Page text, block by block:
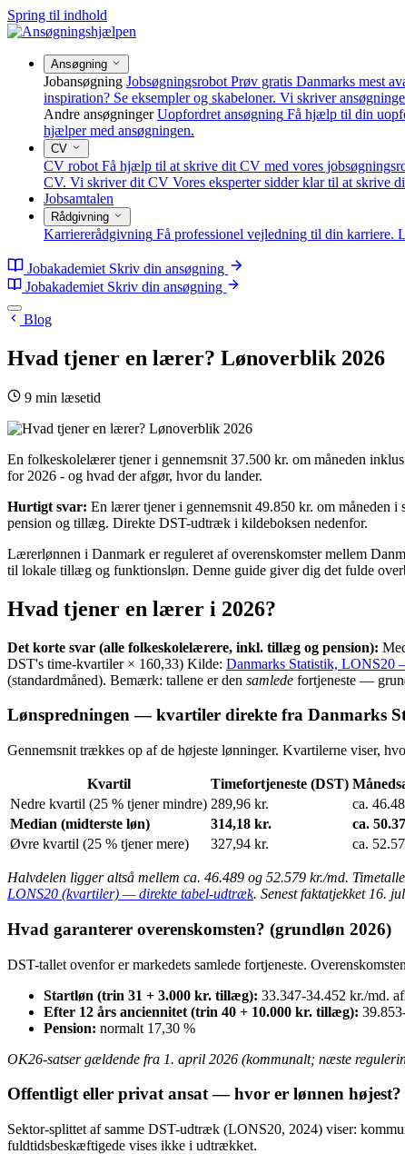
Spring til indhold
Ansøgning
Jobansøgning Jobsøgningsrobot Prøv gratis Danmarks mest
inspiration? Se eksempler og skabeloner. Vi skriver
Andre ansøgninger Uopfordret ansøgning Få hjælp til din
hjælper med ansøgningen.
CV
CV robot Få hjælp til at skrive dit CV med vores
CV. Vi skriver dit CV Vores eksperter sidder klar til at skrive
Jobsamtalen
Rådgivning
Karriererådgivning Få professionel vejledning til din karriere.
Jobakademiet Skriv din ansøgning
Jobakademiet Skriv din ansøgning
Blog
Hvad tjener en lærer? Lønoverblik 2026
9 min læsetid
En folkeskolelærer tjener i gennemsnit 37.500 kr. om måneden
for 2026 - og hvad der afgør, hvor du lander.
Hurtigt svar: En lærer tjener i gennemsnit 49.850 kr. om måneden
pension og tillæg. Direkte DST-udtræk i kildeboksen nedenfor.
Lærerlønnen i Danmark er reguleret af overenskomster mellem
til lokale tillæg og funktionsløn. Denne guide giver dig det fulde
Hvad tjener en lærer i 2026?
Det korte svar (alle folkeskolelærere, inkl. tillæg og pension):
DST's time-kvartiler × 160,33) Kilde: Danmarks Statistik, LONS20
(standardmåned). Bemærk: tallene er den samlede fortjeneste —
Lønspredningen — kvartiler direkte fra Danmarks
Gennemsnit trækkes op af de højeste lønninger. Kvartilerne viser,
Kvartil Timefortjeneste (DST)
Nedre kvartil (25 % tjener mindre) 289,96 kr.
ca.
Median (midterste løn)
314,18 kr.
ca.
Øvre kvartil (25 % tjener mere)
327,94 kr. ca.
Halvdelen ligger altså mellem ca. 46.489 og 52.579 kr./md.
LONS20 (kvartiler) — direkte tabel-udtræk. Senest faktatjekket 16.
Hvad garanterer overenskomsten? (grundløn 2026)
DST-tallet ovenfor er markedets samlede fortjeneste.
Startløn (trin 31 + 3.000 kr. tillæg): 33.347-34.452 kr./md.
Efter 12 års anciennitet (trin 40 + 10.000 kr. tillæg):
Pension: normalt 17,30 %
OK26-satser gældende fra 1. april 2026 (kommunalt; næste
Offentligt eller privat ansat — hvor er lønnen højest?
Sektor-splittet af samme DST-udtræk (LONS20, 2024) viser:
fuldtidsbeskæftigede vises ikke i udtrækket.